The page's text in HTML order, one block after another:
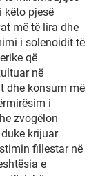
këto pjesë
më të lira dhe
i solenoidit të
që
në
dhe konsum më
i
zvogëlon
krijuar
fillestar në
e